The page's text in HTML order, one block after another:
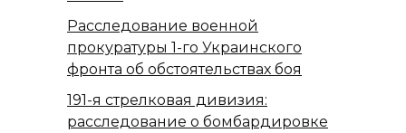
Расследование военной
прокуратуры 1-го Украинского
фронта об обстоятельствах боя
191-я стрелковая дивизия:
расследование о бомбардировке